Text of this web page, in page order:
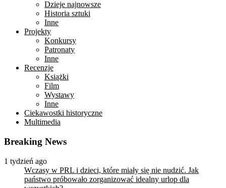
Dzieje najnowsze
Historia sztuki
Inne
Projekty
Konkursy
Patronaty
Inne
Recenzje
Książki
Film
Wystawy
Inne
Ciekawostki historyczne
Multimedia
Breaking News
1 tydzień ago
Wczasy w PRL i dzieci, które miały się nie nudzić. Jak
państwo próbowało zorganizować idealny urlop dla